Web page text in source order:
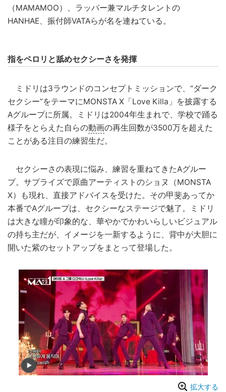
（MAMAMOO）、ラッパー兼マルチタレントの
HANHAE、振付師VATAらが名を連ねている。
指をペロリと舐めセクシーさを発揮
ミドリは3ラウンドのコンセプトミッションで、“ダーク
セクシー”をテーマにMONSTA X「Love Killa」を披露する
Aグループに所属。ミドリは2004年生まれで、学校で踊る
様子をとらえた自らの動画の再生回数が3500万を超えた
ことがある注目の練習生だ。
セクシーさの表現に悩み、練習を重ねてきたAグルー
プ。サプライズで原曲アーティストのショヌ（MONSTA
X）も現れ、直接アドバイスを受けた。その甲斐あってか
本番でAグループは、セクシーなステージで魅了。ミドリ
は大きな瞳が印象的な、華やかでかわいらしいビジュアル
の持ち主だが、イメージを一新するように、背中が大胆に
開いた紫のセットアップをまとって登場した。
拡大する